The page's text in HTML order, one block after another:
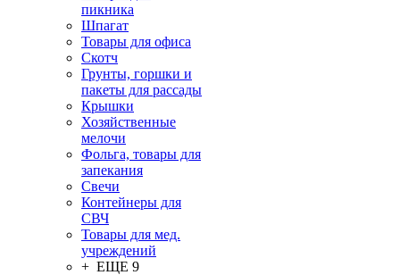
пикника
Шпагат
Товары для офиса
Скотч
Грунты, горшки и
пакеты для рассады
Крышки
Хозяйственные
мелочи
Фольга, товары для
запекания
Свечи
Контейнеры для
СВЧ
Товары для мед.
учреждений
+ ЕЩЕ 9